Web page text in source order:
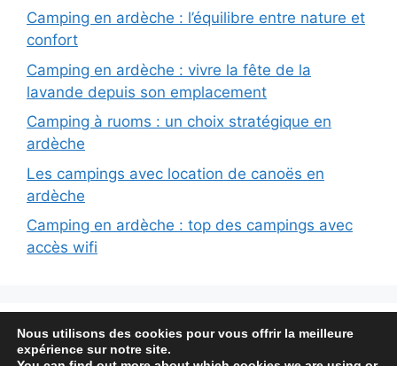
Camping en ardèche : l’équilibre entre nature et
confort
Camping en ardèche : vivre la fête de la
lavande depuis son emplacement
Camping à ruoms : un choix stratégique en
ardèche
Les campings avec location de canoës en
ardèche
Camping en ardèche : top des campings avec
accès wifi
Conditions générales
Mentions légales
Nous utilisons des cookies pour vous offrir la meilleure
expérience sur notre site.